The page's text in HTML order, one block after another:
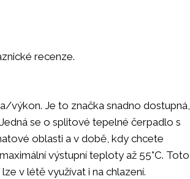
recenze.
výkon. Je to značka snadno dostupná,
se o splitové tepelné čerpadlo s
oblasti a v době, kdy chcete
výstupní teploty až 55°C. Toto
v létě využívat i na chlazení.